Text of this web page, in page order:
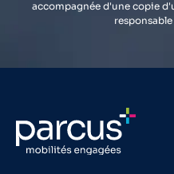
accompagnée d'une copie